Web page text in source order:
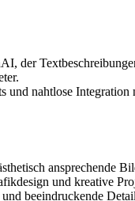
der
und nahtlose Integration
ansprechende
und kreative
beeindruckende